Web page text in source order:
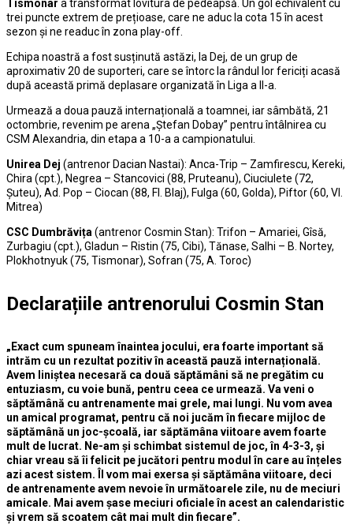
Tismonar a transformat lovitura de pedeapsă. Un gol echivalent cu
trei puncte extrem de prețioase, care ne aduc la cota 15 în acest
sezon și ne readuc în zona play-off.
Echipa noastră a fost susținută astăzi, la Dej, de un grup de
aproximativ 20 de suporteri, care se întorc la rândul lor fericiți acasă
după această primă deplasare organizată în Liga a II-a.
Urmează a doua pauză internațională a toamnei, iar sâmbătă, 21
octombrie, revenim pe arena „Ștefan Dobay” pentru întâlnirea cu
CSM Alexandria, din etapa a 10-a a campionatului.
Unirea Dej (antrenor Dacian Nastai): Anca-Trip – Zamfirescu, Kereki,
Chira (cpt.), Negrea – Stancovici (88, Pruteanu), Ciuciulete (72,
Șuteu), Ad. Pop – Ciocan (88, Fl. Blaj), Fulga (60, Golda), Piftor (60, Vl.
Mitrea)
CSC Dumbrăvița (antrenor Cosmin Stan): Trifon – Amariei, Gîsă,
Zurbagiu (cpt.), Gladun – Ristin (75, Cibi), Tănase, Salhi – B. Nortey,
Plokhotnyuk (75, Tismonar), Sofran (75, A. Toroc)
Declarațiile antrenorului Cosmin Stan
„Exact cum spuneam înaintea jocului, era foarte important să
intrăm cu un rezultat pozitiv în această pauză internațională.
Avem liniștea necesară ca două săptămâni să ne pregătim cu
entuziasm, cu voie bună, pentru ceea ce urmează. Va veni o
săptămână cu antrenamente mai grele, mai lungi. Nu vom avea
un amical programat, pentru că noi jucăm în fiecare mijloc de
săptămână un joc-școală, iar săptămâna viitoare avem foarte
mult de lucrat. Ne-am și schimbat sistemul de joc, în 4-3-3, și
chiar vreau să îi felicit pe jucători pentru modul în care au înțeles
azi acest sistem. Îl vom mai exersa și săptămâna viitoare, deci
de antrenamente avem nevoie în următoarele zile, nu de meciuri
amicale. Mai avem șase meciuri oficiale în acest an calendaristic
și vrem să scoatem cât mai mult din fiecare”.